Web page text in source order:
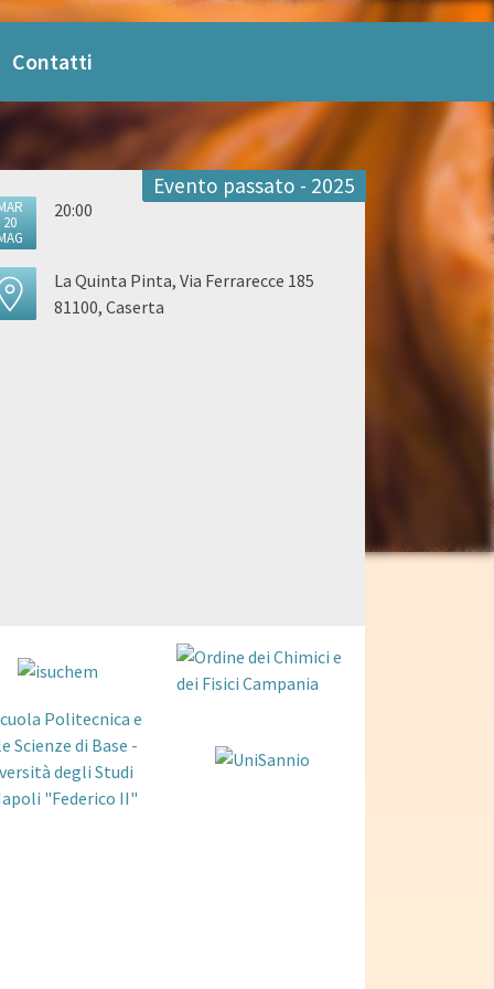
Contatti
Evento passato - 2025
20
20:00
La Quinta Pinta, Via Ferrarecce 185
81100, Caserta